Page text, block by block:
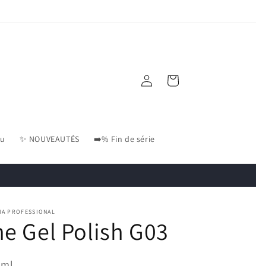
✨ NOUVEAUTÉS ➡️% Fin de série
Connexion Panier
PROFESSIONAL
Gel Polish G03